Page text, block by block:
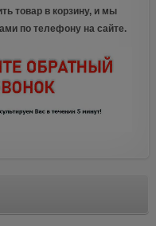
товар в корзину, и мы
по телефону на сайте.